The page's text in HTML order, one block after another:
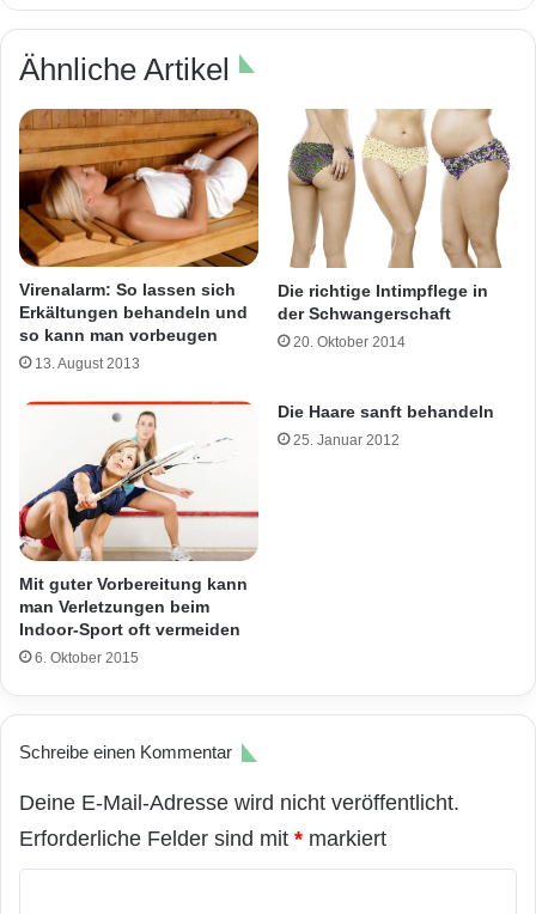
Ähnliche Artikel
Virenalarm: So lassen sich
Erkältungen behandeln und
so kann man vorbeugen
13. August 2013
Die richtige Intimpflege in
der Schwangerschaft
20. Oktober 2014
Mit guter Vorbereitung kann
man Verletzungen beim
Indoor-Sport oft vermeiden
6. Oktober 2015
Die Haare sanft behandeln
25. Januar 2012
Schreibe einen Kommentar
Deine E-Mail-Adresse wird nicht veröffentlicht.
Erforderliche Felder sind mit * markiert